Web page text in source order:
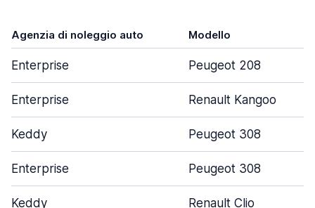
Agenzia di noleggio auto Modello
Enterprise Peugeot 208
Enterprise Renault Kangoo
Keddy Peugeot 308
Enterprise Peugeot 308
Keddy Renault Clio